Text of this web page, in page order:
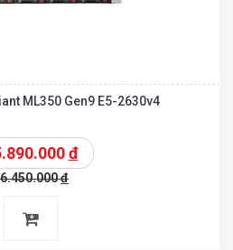
ML350 Gen9 E5-2630v4
đ
đ